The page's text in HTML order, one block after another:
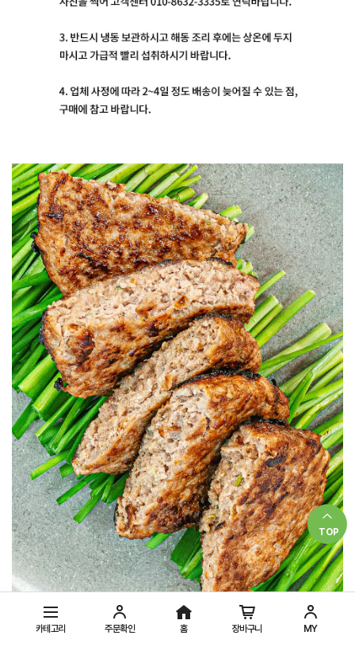
카테고리 주문확인 홈 장바구니 MY
TOP